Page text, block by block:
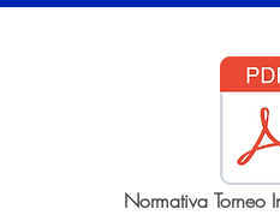
Normativa Torneo